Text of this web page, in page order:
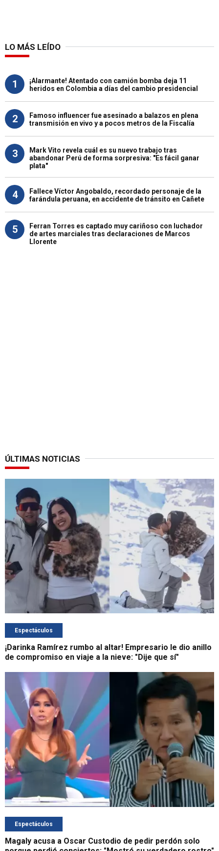
LO MÁS LEÍDO
1
¡Alarmante! Atentado con camión bomba deja 11
heridos en Colombia a días del cambio presidencial
2
Famoso influencer fue asesinado a balazos en plena
transmisión en vivo y a pocos metros de la Fiscalía
3
Mark Vito revela cuál es su nuevo trabajo tras
abandonar Perú de forma sorpresiva: "Es fácil ganar
plata"
4
Fallece Víctor Angobaldo, recordado personaje de la
farándula peruana, en accidente de tránsito en Cañete
5
Ferran Torres es captado muy cariñoso con luchador
de artes marciales tras declaraciones de Marcos
Llorente
ÚLTIMAS NOTICIAS
Espectáculos
¡Darinka Ramírez rumbo al altar! Empresario le dio anillo
de compromiso en viaje a la nieve: "Dije que sí"
Espectáculos
Magaly acusa a Oscar Custodio de pedir perdón solo